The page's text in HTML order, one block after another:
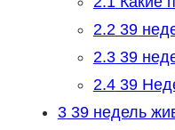
2.239
2.339
2.439
339 недель